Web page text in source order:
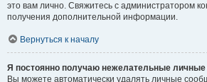
это вам лично. Свяжитесь с администратором
получения дополнительной информации.
Вернуться к началу
Я постоянно получаю нежелательные
Вы можете автоматически удалять личные